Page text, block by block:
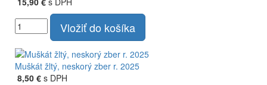
Vložiť do košíka
Muškát žltý, neskorý zber r. 2025
8,50 € s DPH